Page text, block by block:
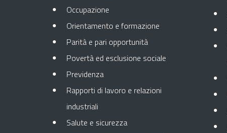
Occupazione
Orientamento e formazione
Parità e pari opportunità
Povertà ed esclusione sociale
Previdenza
Rapporti di lavoro e relazioni
industriali
Salute e sicurezza